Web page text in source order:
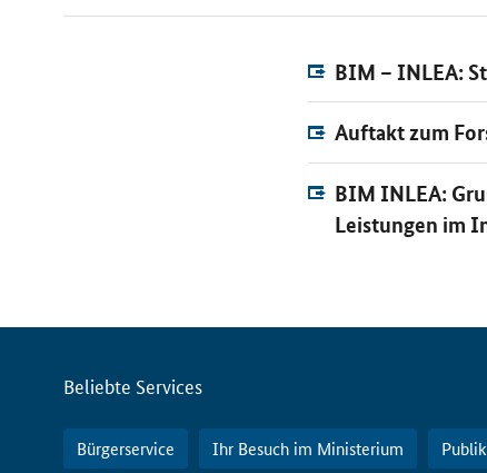
BIM – INLEA:
Auftakt zum
BIM INLEA:
Leistungen im
Servicemenü
Beliebte Services
Bürgerservice Ihr Besuch im Ministerium